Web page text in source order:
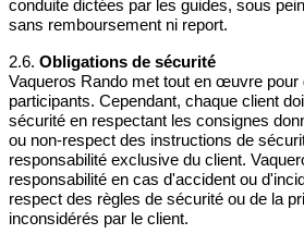
compensation.Toute demande
validité doit être adressée à
se réserve le droit d’accepter
demande.
Le client est informé que les
d'annulation peuvent être mises à
sans préavis, auquel cas les
seront appliquées.
Ce document annule et remplace
conduite dictées par les guides, sous
sans remboursement ni report.
2.6. Obligations de sécurité
Vaqueros Rando met tout en œuvre pour
participants. Cependant, chaque client
sécurité en respectant les consignes
ou non-respect des instructions de
responsabilité exclusive du client.
responsabilité en cas d'accident ou
respect des règles de sécurité ou de la
inconsidérés par le client.